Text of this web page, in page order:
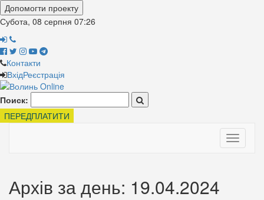
Допомогти проекту
Субота, 08 серпня 07:26
Контакти
ВхідРеєстрація
Поиск:
ПЕРЕДПЛАТИТИ
Toggle
Архів за день: 19.04.2024